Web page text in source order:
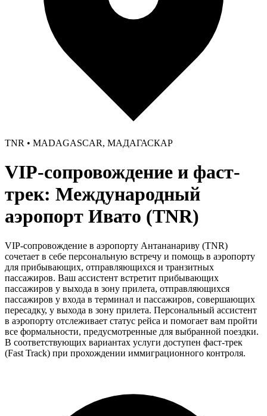
TNR • MADAGASCAR, МАДАГАСКАР
VIP-сопровождение и фаст-
трек: Международный
аэропорт Ивато (TNR)
VIP-сопровождение в аэропорту Антананариву (TNR)
сочетает в себе персональную встречу и помощь в аэропорту
для прибывающих, отправляющихся и транзитных
пассажиров. Ваш ассистент встретит прибывающих
пассажиров у выхода в зону прилета, отправляющихся
пассажиров у входа в терминал и пассажиров, совершающих
пересадку, у выхода в зону прилета. Персональный ассистент
в аэропорту отслеживает статус рейса и помогает вам пройти
все формальности, предусмотренные для выбранной поездки.
В соответствующих вариантах услуги доступен фаст-трек
(Fast Track) при прохождении иммиграционного контроля.